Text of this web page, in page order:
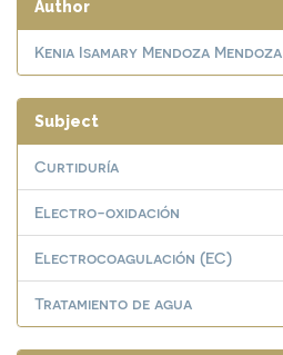
Author
Kenia Isamary Mendoza Mendoza
Subject
Curtiduría
Electro-oxidación
Electrocoagulación (EC)
Tratamiento de agua